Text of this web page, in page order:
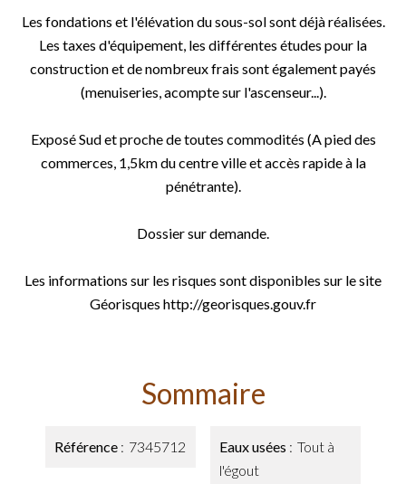
Les fondations et l'élévation du sous-sol sont déjà réalisées.
Les taxes d'équipement, les différentes études pour la
construction et de nombreux frais sont également payés
(menuiseries, acompte sur l'ascenseur...).
Exposé Sud et proche de toutes commodités (A pied des
commerces, 1,5km du centre ville et accès rapide à la
pénétrante).
Dossier sur demande.
Les informations sur les risques sont disponibles sur le site
Géorisques http://georisques.gouv.fr
Sommaire
Référence 7345712 Eaux usées
Tout à
l'égout